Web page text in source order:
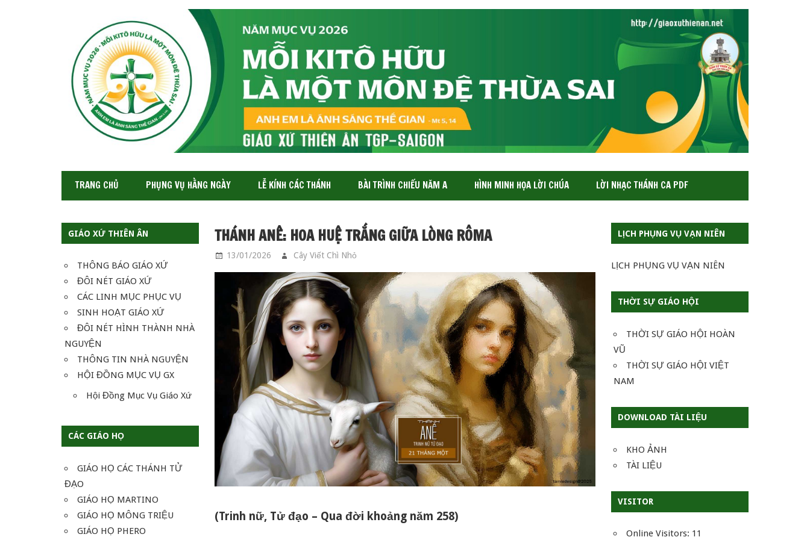
XỨ
THIÊN
ÂN-
SAIGON
TRANG CHỦ PHỤNG VỤ HẰNG NGÀY LỄ KÍNH CÁC THÁNH BÀI TRÌNH CHIẾU NĂM A HÌNH MINH HỌA LỜI CHÚA LỜI NHẠC THÁNH CA PDF
GIÁO XỨ THIÊN ÂN
THÔNG BÁO GIÁO XỨ
ĐÔI NÉT GIÁO XỨ
CÁC LINH MỤC PHỤC VỤ
SINH HOẠT GIÁO XỨ
ĐÔI NÉT HÌNH THÀNH NHÀ
NGUYỆN
THÔNG TIN NHÀ NGUYỆN
HỘI ĐỒNG MỤC VỤ GX
Hội Đồng Mục Vụ Giáo Xứ
CÁC GIÁO HỌ
GIÁO HỌ CÁC THÁNH TỬ
ĐẠO
GIÁO HỌ MARTINO
GIÁO HỌ MÔNG TRIỆU
GIÁO HỌ PHERO
THÁNH ANÊ: HOA HUỆ TRẮNG GIỮA LÒNG RÔMA
13/01/2026 Cây Viết Chì Nhỏ
(Trinh nữ, Tử đạo – Qua đời khoảng năm 258)
LỊCH PHỤNG VỤ VẠN NIÊN
LỊCH PHỤNG VỤ VẠN NIÊN
THỜI SỰ GIÁO HỘI
THỜI SỰ GIÁO HỘI HOÀN
VŨ
THỜI SỰ GIÁO HỘI VIỆT
NAM
DOWNLOAD TÀI LIỆU
KHO ẢNH
TÀI LIỆU
VISITOR
Online Visitors: 11